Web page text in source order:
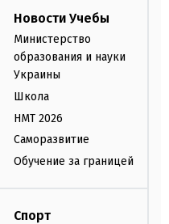
Новости Учебы
Министерство
образования и науки
Украины
Школа
НМТ 2026
Саморазвитие
Обучение за границей
Спорт